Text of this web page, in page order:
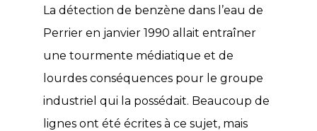
La détection de benzène dans l’eau de
Perrier en janvier 1990 allait entraîner
une tourmente médiatique et de
lourdes conséquences pour le groupe
industriel qui la possédait. Beaucoup de
lignes ont été écrites à ce sujet, mais